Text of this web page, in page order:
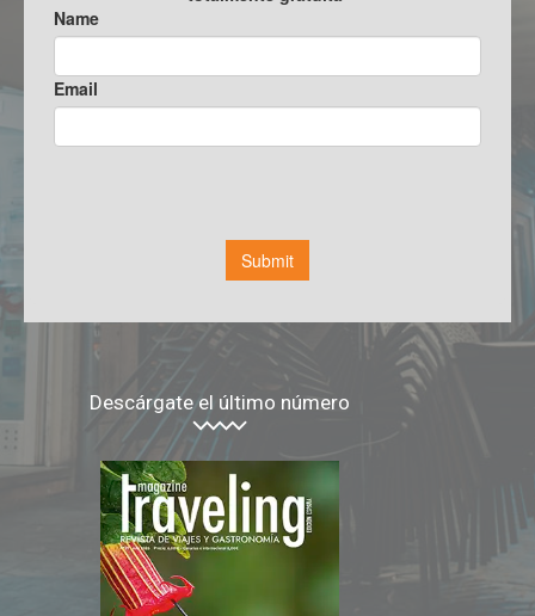
Descárgate el último número